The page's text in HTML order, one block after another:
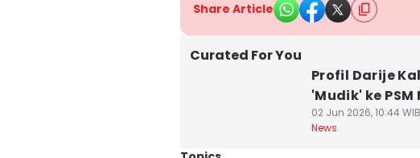
Share Article
Curated For You
Profil Darije
'Mudik' ke
02 Jun 2026, 10:44 WIB
News